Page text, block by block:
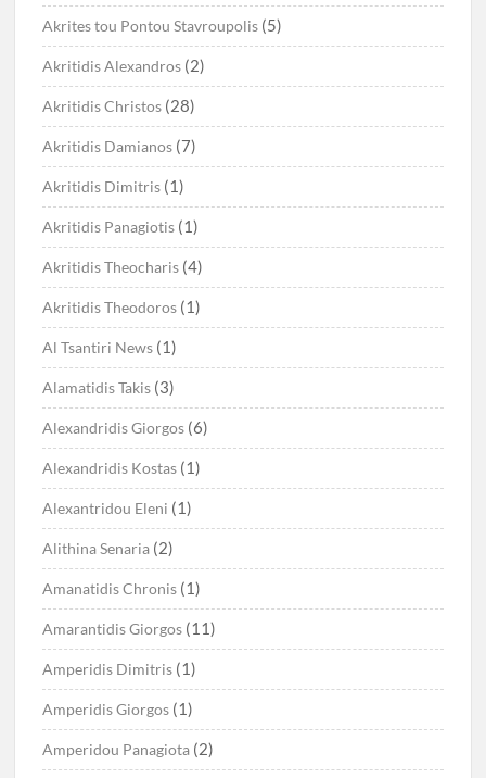
Akrites tou Pontou Stavroupolis (5)
Akritidis Alexandros (2)
Akritidis Christos (28)
Akritidis Damianos (7)
Akritidis Dimitris (1)
Akritidis Panagiotis (1)
Akritidis Theocharis (4)
Akritidis Theodoros (1)
Al Tsantiri News (1)
Alamatidis Takis (3)
Alexandridis Giorgos (6)
Alexandridis Kostas (1)
Alexantridou Eleni (1)
Alithina Senaria (2)
Amanatidis Chronis (1)
Amarantidis Giorgos (11)
Amperidis Dimitris (1)
Amperidis Giorgos (1)
Amperidou Panagiota (2)